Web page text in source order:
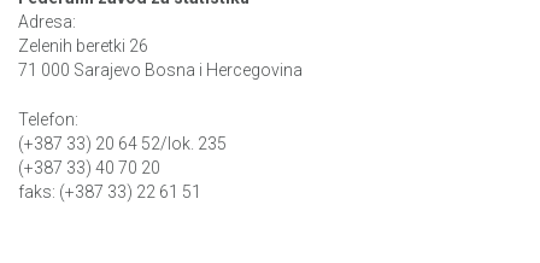
Adresa:
Zelenih beretki 26
71 000 Sarajevo Bosna i Hercegovina
Telefon:
(+387 33) 20 64 52/lok. 235
(+387 33) 40 70 20
faks: (+387 33) 22 61 51